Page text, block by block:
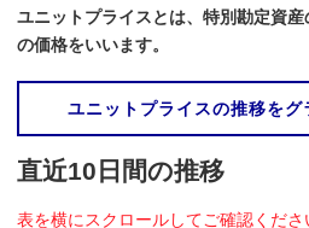
ユニットプライスとは、特別勘定資
の価格をいいます。
ユニットプライスの推移をグ
直近10日間の推移
表を横にスクロールしてご確認くださ